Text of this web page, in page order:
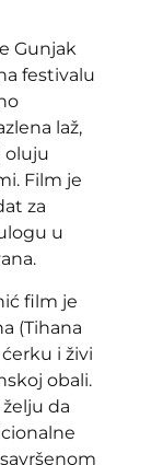
Gunjak
festivalu
laž,
oluju
Film je
za
u
film je
(Tihana
i živi
obali.
da